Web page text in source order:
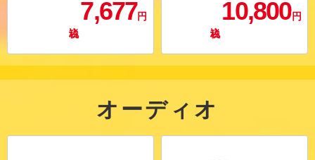
7,677円
インク】 PIXUSTS5430PK
10,800 円
オーディオ